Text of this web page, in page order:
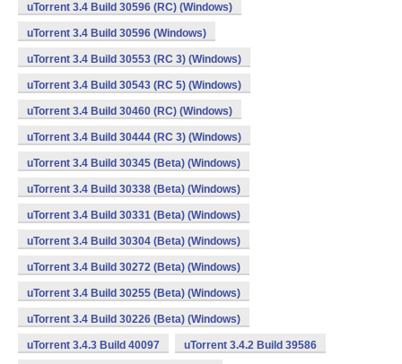
uTorrent 3.4 Build 30596 (RC) (Windows)
uTorrent 3.4 Build 30596 (Windows)
uTorrent 3.4 Build 30553 (RC 3) (Windows)
uTorrent 3.4 Build 30543 (RC 5) (Windows)
uTorrent 3.4 Build 30460 (RC) (Windows)
uTorrent 3.4 Build 30444 (RC 3) (Windows)
uTorrent 3.4 Build 30345 (Beta) (Windows)
uTorrent 3.4 Build 30338 (Beta) (Windows)
uTorrent 3.4 Build 30331 (Beta) (Windows)
uTorrent 3.4 Build 30304 (Beta) (Windows)
uTorrent 3.4 Build 30272 (Beta) (Windows)
uTorrent 3.4 Build 30255 (Beta) (Windows)
uTorrent 3.4 Build 30226 (Beta) (Windows)
uTorrent 3.4.3 Build 40097 uTorrent 3.4.2 Build 39586